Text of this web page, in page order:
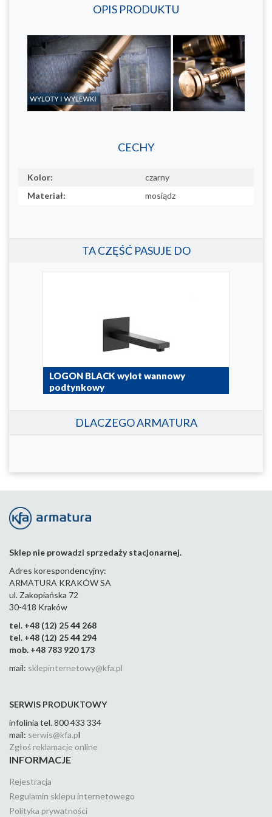
OPIS PRODUKTU
CECHY
Kolor:
czarny
Materiał:
mosiądz
TA CZĘŚĆ PASUJE DO
LOGON BLACK wylot wannowy
podtynkowy
836-005-81
DLACZEGO ARMATURA
Sklep nie prowadzi sprzedaży stacjonarnej.
Adres korespondencyjny:
ARMATURA KRAKÓW SA
ul. Zakopiańska 72
30-418 Kraków
tel. +48 (12) 25 44 268
tel. +48 (12) 25 44 294
mob. +48 783 920 173
mail: sklepinternetowy@kfa.pl
SERWIS PRODUKTOWY
infolinia tel. 800 433 334
mail: serwis@kfa.pl
Zgłoś reklamacje online
INFORMACJE
Rejestracja
Regulamin sklepu internetowego
Polityka prywatności